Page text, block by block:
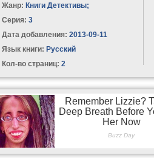
Жанр: Книги Детективы;
Серия:3
Дата добавления: 2013-09-11
Язык книги: Русский
Кол-во страниц: 2